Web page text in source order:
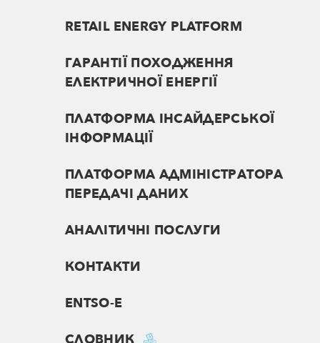
RETAIL ENERGY PLATFORM
ГАРАНТІЇ ПОХОДЖЕННЯ
ЕЛЕКТРИЧНОЇ ЕНЕРГІЇ
ПЛАТФОРМА ІНСАЙДЕРСЬКОЇ
ІНФОРМАЦІЇ
ПЛАТФОРМА АДМІНІСТРАТОРА
ПЕРЕДАЧІ ДАНИХ
АНАЛІТИЧНІ ПОСЛУГИ
КОНТАКТИ
ENTSO-E